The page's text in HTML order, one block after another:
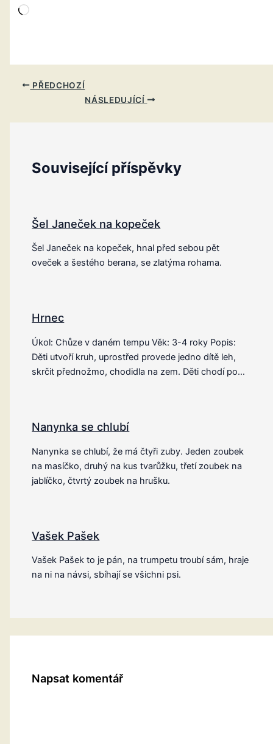
Načítání…
PŘEDCHOZÍ
NÁSLEDUJÍCÍ
Související příspěvky
Šel Janeček na kopeček
Šel Janeček na kopeček, hnal před sebou pět
oveček a šestého berana, se zlatýma rohama.
Hrnec
Úkol: Chůze v daném tempu Věk: 3-4 roky Popis:
Děti utvoří kruh, uprostřed provede jedno dítě leh,
skrčit přednožmo, chodidla na zem. Děti chodí po…
Nanynka se chlubí
Nanynka se chlubí, že má čtyři zuby. Jeden zoubek
na masíčko, druhý na kus tvarůžku, třetí zoubek na
jablíčko, čtvrtý zoubek na hrušku.
Vašek Pašek
Vašek Pašek to je pán, na trumpetu troubí sám, hraje
na ni na návsi, sbíhají se všichni psi.
Napsat komentář